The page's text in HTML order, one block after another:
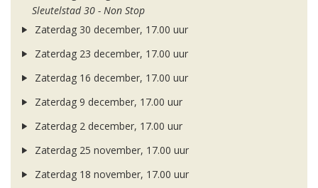
Sleutelstad 30 - Non Stop
Zaterdag 30 december, 17.00 uur
Zaterdag 23 december, 17.00 uur
Zaterdag 16 december, 17.00 uur
Zaterdag 9 december, 17.00 uur
Zaterdag 2 december, 17.00 uur
Zaterdag 25 november, 17.00 uur
Zaterdag 18 november, 17.00 uur